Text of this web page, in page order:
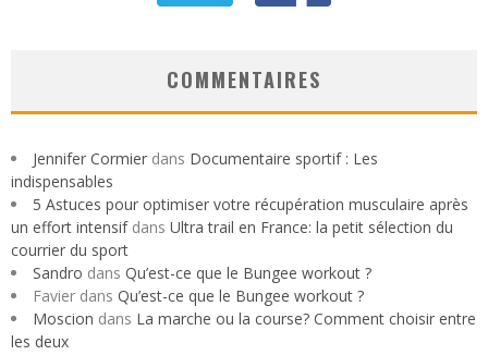
COMMENTAIRES
Jennifer Cormier dans Documentaire sportif : Les
indispensables
5 Astuces pour optimiser votre récupération musculaire après
un effort intensifdans Ultra trail en France: la petit sélection du
courrier du sport
Sandro dans Qu’est-ce que le Bungee workout ?
Favier dans Qu’est-ce que le Bungee workout ?
Moscion dans La marche ou la course? Comment choisir entre
les deux